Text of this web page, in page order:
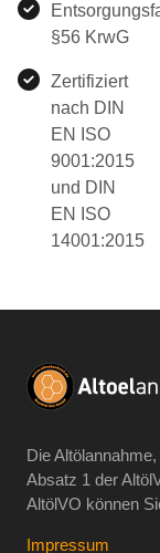
§56 KrwG
Zertifiziert
nach DIN
EN ISO
9001:2015
und DIN
EN ISO
14001:2015
Die
Absatz 1 der
AltölVO können
Impressum